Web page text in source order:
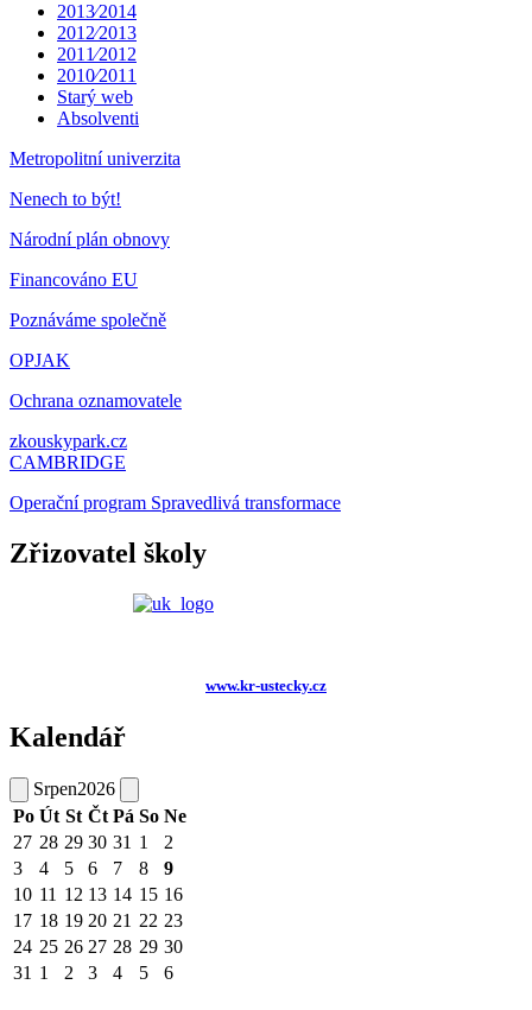
2013⁄2014
2012⁄2013
2011⁄2012
2010⁄2011
Starý web
Absolventi
Metropolitní univerzita
Nenech to být!
Národní plán obnovy
Financováno EU
Poznáváme společně
OPJAK
Ochrana oznamovatele
zkouskypark.cz
CAMBRIDGE
Operační program Spravedlivá transformace
Zřizovatel školy
www.kr-ustecky.cz
Kalendář
Srpen2026
Po Út St Čt Pá So Ne
27 28 29 30 31 1
2
3
4 5 6 7 8
9
10 11 12 13 14 15 16
17 18 19 20 21 22 23
24 25 26 27 28 29 30
31 1 2 3 4 5 6